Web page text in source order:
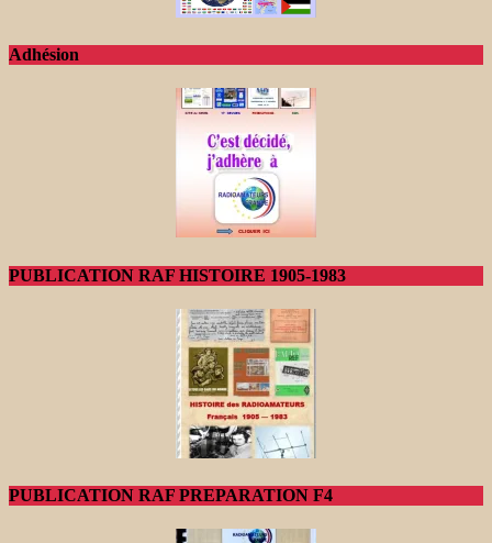
Adhésion
PUBLICATION RAF HISTOIRE 1905-1983
PUBLICATION RAF PREPARATION F4